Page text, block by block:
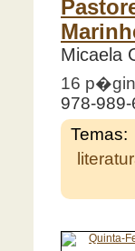
Micaela
16
978-
Temas: